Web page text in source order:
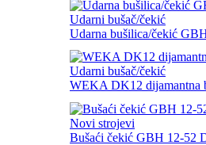
Udarni bušač/čekić
Udarna bušilica/čekić
Udarni bušač/čekić
WEKA DK12 dijamantna
Novi strojevi
Bušaći čekić GBH 12-52